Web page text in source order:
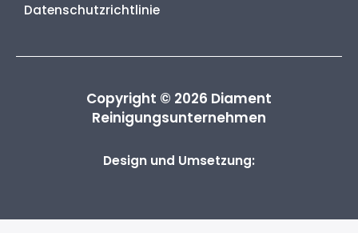
Datenschutzrichtlinie
Copyright © 2026 Diament
Reinigungsunternehmen
Design und Umsetzung: